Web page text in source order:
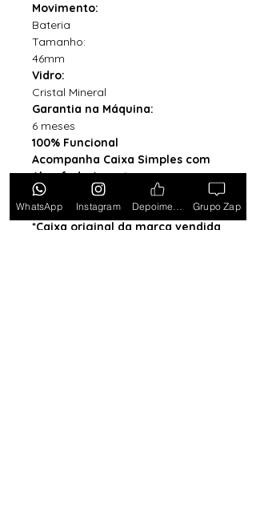
Movimento:
Bateria
Tamanho:
46mm
Vidro:
Cristal Mineral
Garantia na Máquina:
6 meses
100% Funcional
Acompanha Caixa Simples com
Almofada (exceto para os
estados PB, SE, RR, MT, PE e AL)
*Caixa original da marca vendida
WhatsApp Instagram Grupo Zap